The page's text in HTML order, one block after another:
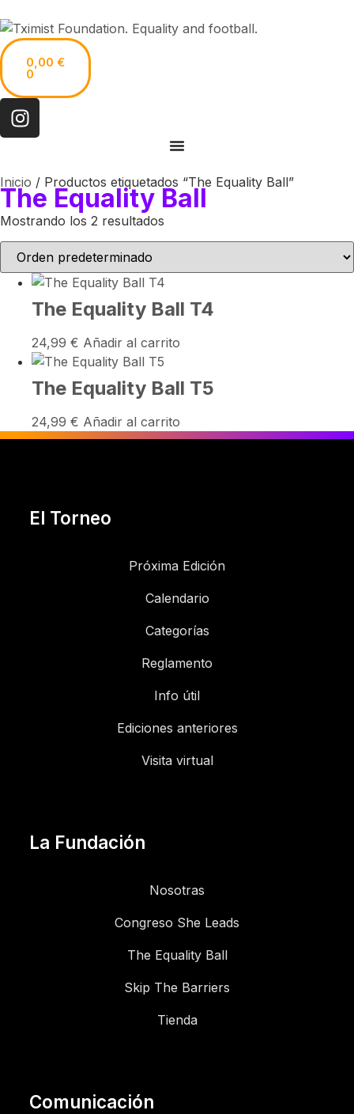
0,00 €
0
Inicio / Productos etiquetados “The Equality Ball”
The Equality Ball
Mostrando los 2 resultados
The Equality Ball T4
24,99 € Añadir al carrito
The Equality Ball T5
24,99 € Añadir al carrito
El Torneo
Próxima Edición
Calendario
Categorías
Reglamento
Info útil
Ediciones anteriores
Visita virtual
La Fundación
Nosotras
Congreso She Leads
The Equality Ball
Skip The Barriers
Tienda
Comunicación